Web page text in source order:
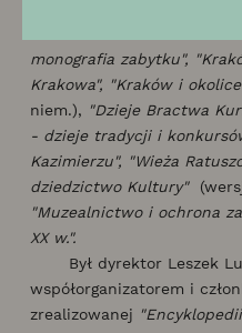
monografia zabytku",
Krakowa", "Kraków i
niem.), "Dzieje Bractwa
- dzieje tradycji i
Kazimierzu", "Wieża
dziedzictwo Kultury"
"Muzealnictwo i ochrona
XX w.".
Był dyrektor Leszek
współorganizatorem i
zrealizowanej